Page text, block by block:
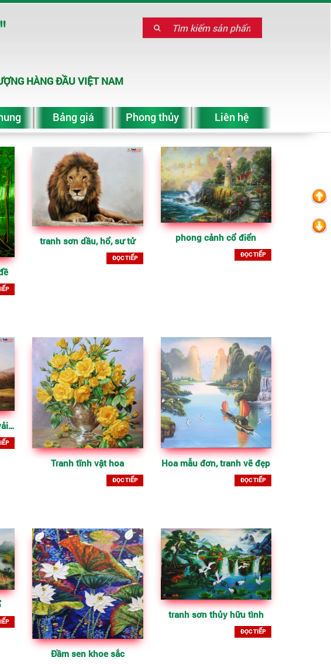
HÀNG ĐẦU VIỆT NAM
Bảng giá Phong thủy Liên hệ
tranh sơn dầu, hổ, sư tử
ĐỌC TIẾP
phong cảnh cổ điển
ĐỌC TIẾP
tranh cổ điển, sơn dầu vải bố
Tranh tĩnh vật hoa
ĐỌC TIẾP
Hoa mẫu đơn, tranh vẽ đẹp
ĐỌC TIẾP
Đầm sen khoe sắc
tranh sơn thủy hữu tình
ĐỌC TIẾP